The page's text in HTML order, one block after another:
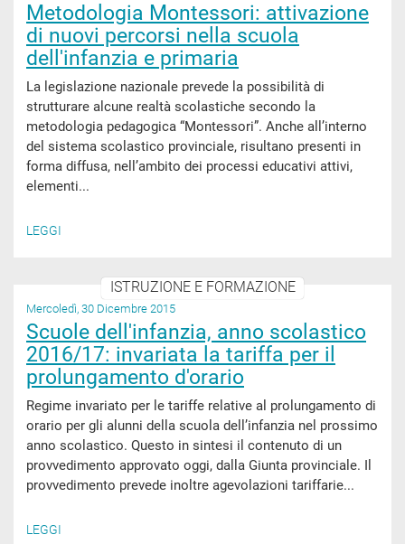
Metodologia Montessori: attivazione
di nuovi percorsi nella scuola
dell'infanzia e primaria
La legislazione nazionale prevede la possibilità di
strutturare alcune realtà scolastiche secondo la
metodologia pedagogica “Montessori”. Anche all’interno
del sistema scolastico provinciale, risultano presenti in
forma diffusa, nell’ambito dei processi educativi attivi,
elementi...
LEGGI
ISTRUZIONE E FORMAZIONE
Mercoledì, 30 Dicembre 2015
Scuole dell'infanzia, anno scolastico
2016/17: invariata la tariffa per il
prolungamento d'orario
Regime invariato per le tariffe relative al prolungamento di
orario per gli alunni della scuola dell’infanzia nel prossimo
anno scolastico. Questo in sintesi il contenuto di un
provvedimento approvato oggi, dalla Giunta provinciale. Il
provvedimento prevede inoltre agevolazioni tariffarie...
LEGGI